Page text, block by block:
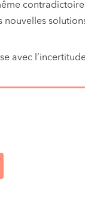
nouvelles
avec